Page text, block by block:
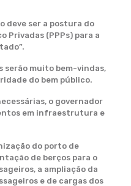
deve ser a postura do
Privadas (PPPs) para a
serão muito bem-vindas,
do bem público.
o governador
em infraestrutura e
do porto de
de berços para o
a ampliação da
e de cargas dos